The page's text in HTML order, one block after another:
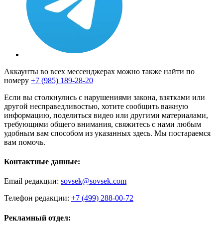
Аккаунты во всех мессенджерах можно также найти по
номеру +7 (985) 189-28-20
Если вы столкнулись с нарушениями закона, взятками или
другой несправедливостью, хотите сообщить важную
информацию, поделиться видео или другими материалами,
требующими общего внимания, свяжитесь с нами любым
удобным вам способом из указанных здесь. Мы постараемся
вам помочь.
Контактные данные:
Email редакции: sovsek@sovsek.com
Телефон редакции: +7 (499) 288-00-72
Рекламный отдел: